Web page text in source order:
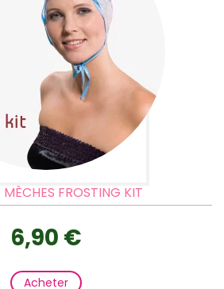
FROSTING KIT
6,90 €
Acheter